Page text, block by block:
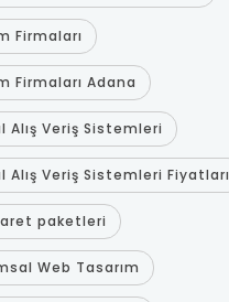
Firmaları
Firmaları Adana
Alış Veriş Sistemleri
Alış Veriş Sistemleri Fiyatları
paketleri
Web Tasarım